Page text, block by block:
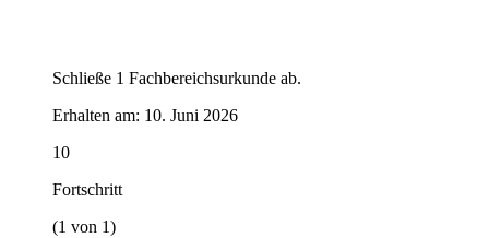
Schließe 1 Fachbereichsurkunde ab.
Erhalten am: 10. Juni 2026
10
Fortschritt
(1 von 1)